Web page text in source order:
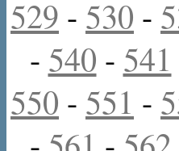
529 - 530 -
- 540 - 541
550 - 551 -